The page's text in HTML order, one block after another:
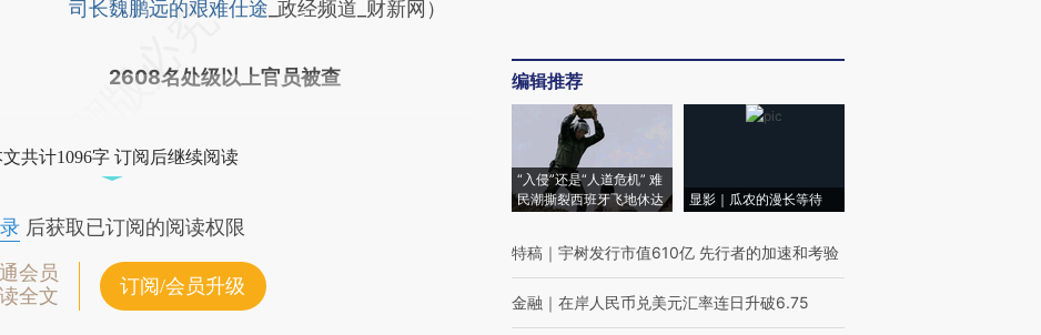
司长魏鹏远的艰难仕途 _政经频道_财新网）
2608名处级以上官员被查
共计1096字 订阅后继续阅读
后获取已订阅的阅读权限
会员
全文
订阅/会员升级
编辑推荐
“入侵”还是“人道危机” 难
民潮撕裂西班牙飞地休达
显影｜瓜农的漫长等待
特稿 ｜ 宇树发行市值610亿 先行者的加速和考验
金融 ｜ 在岸人民币兑美元汇率连日升破6.75